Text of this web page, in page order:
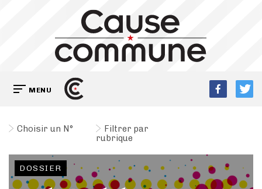
MENU
Choisir un N°
Filtrer par
rubrique
DOSSIER